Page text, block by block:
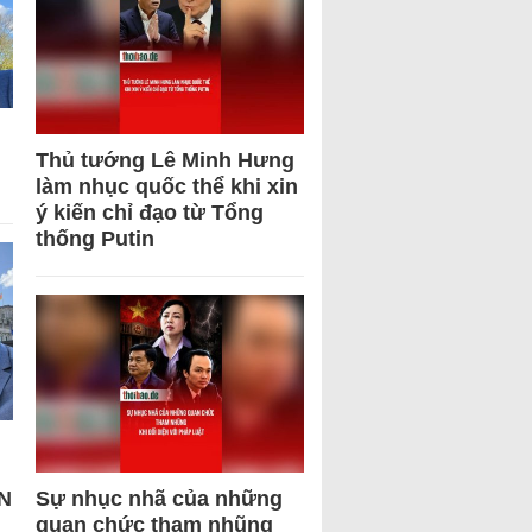
Thủ tướng Lê Minh Hưng
làm nhục quốc thể khi xin
ý kiến chỉ đạo từ Tổng
thống Putin
Sự nhục nhã của những
quan chức tham nhũng